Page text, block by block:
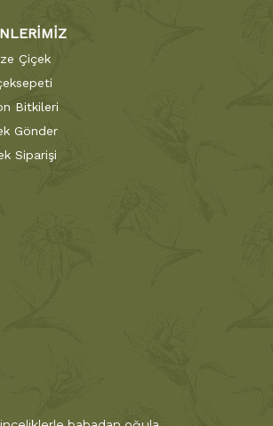
Çiçek
Bitkileri
Gönder
Siparişi